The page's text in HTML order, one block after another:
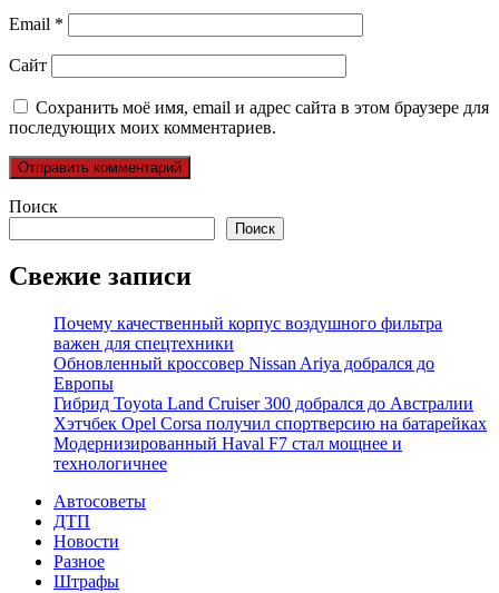
Email *
Сайт
Сохранить моё имя, email и адрес сайта в этом браузере для
последующих моих комментариев.
Поиск
Поиск
Свежие записи
Почему качественный корпус воздушного фильтра
важен для спецтехники
Обновленный кроссовер Nissan Ariya добрался до
Европы
Гибрид Toyota Land Cruiser 300 добрался до Австралии
Хэтчбек Opel Corsa получил спортверсию на батарейках
Модернизированный Haval F7 стал мощнее и
технологичнее
Автосоветы
ДТП
Новости
Разное
Штрафы